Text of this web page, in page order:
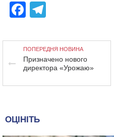
Facebook
ПОПЕРЕДНЯ НОВИНА
Призначено нового
директора «Урожаю»